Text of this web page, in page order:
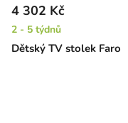
Dětský TV stolek Faro
4 302 Kč
2 - 5 týdnů